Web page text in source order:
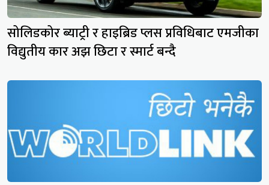
सोलिडकोर ब्याट्री र हाइब्रिड प्लस प्रविधिबाट एमजीका
विद्युतीय कार अझ छिटा र स्मार्ट बन्दै